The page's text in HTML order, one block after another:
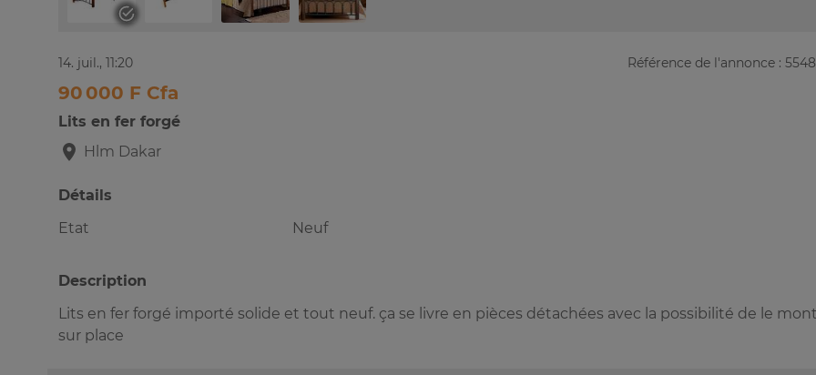
14. juil., 11:20 Référence de l'annonce :
90 000 F Cfa
Lits en fer forgé
Hlm Dakar
Détails
Etat
Neuf
Description
Lits en fer forgé importé solide et tout neuf. ça se livre en pièces détachées avec la possibilité de le
sur place